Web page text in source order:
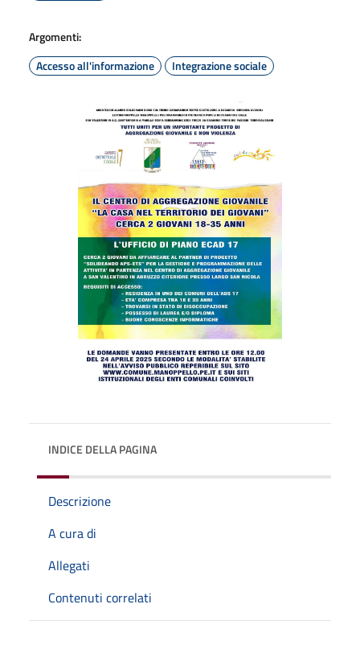
Argomenti:
Accesso all'informazione
Integrazione sociale
INDICE DELLA PAGINA
Descrizione
A cura di
Allegati
Contenuti correlati